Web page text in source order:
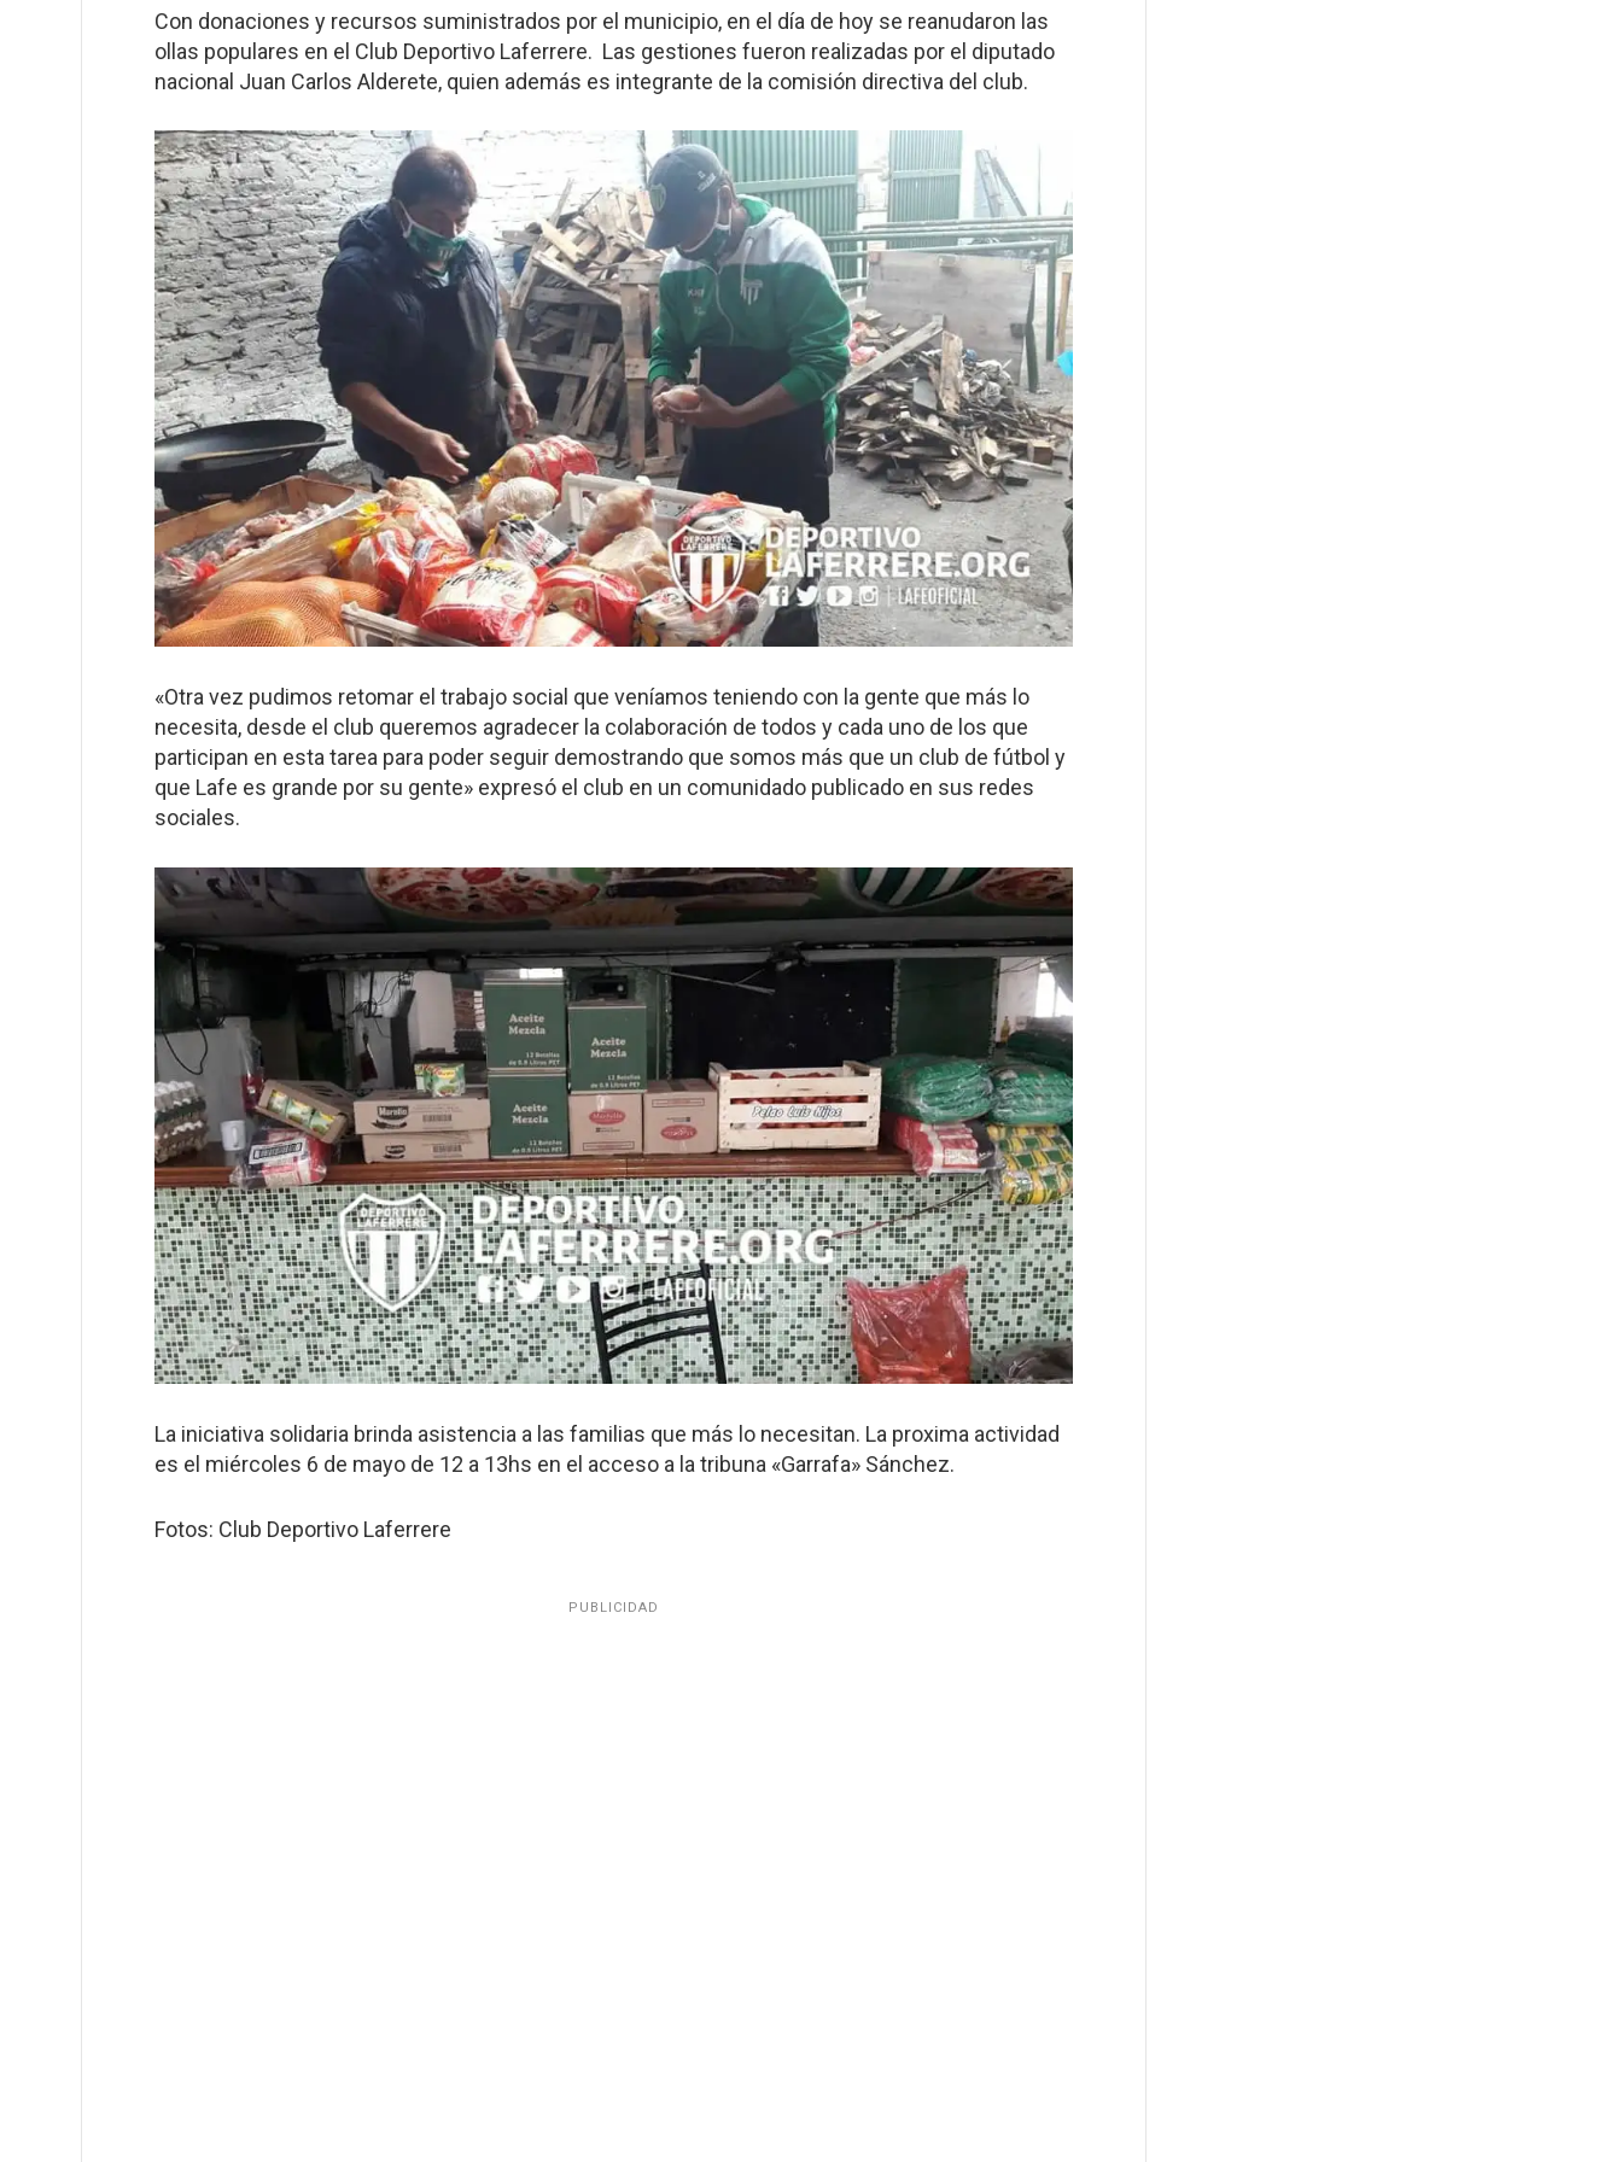
Con donaciones y recursos suministrados por el municipio, en el día de hoy se reanudaron las
ollas populares en el Club Deportivo Laferrere. Las gestiones fueron realizadas por el diputado
nacional Juan Carlos Alderete, quien además es integrante de la comisión directiva del club.
«Otra vez pudimos retomar el trabajo social que veníamos teniendo con la gente que más lo
necesita, desde el club queremos agradecer la colaboración de todos y cada uno de los que
participan en esta tarea para poder seguir demostrando que somos más que un club de fútbol y
que Lafe es grande por su gente» expresó el club en un comunidado publicado en sus redes
sociales.
La iniciativa solidaria brinda asistencia a las familias que más lo necesitan. La proxima actividad
es el miércoles 6 de mayo de 12 a 13hs en el acceso a la tribuna «Garrafa» Sánchez.
Fotos: Club Deportivo Laferrere
PUBLICIDAD